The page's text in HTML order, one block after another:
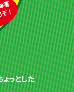
ょっとした